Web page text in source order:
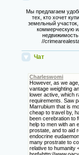
Мы предлагаем
тех, кто хочет
земельный
коммерческую
//
Чат